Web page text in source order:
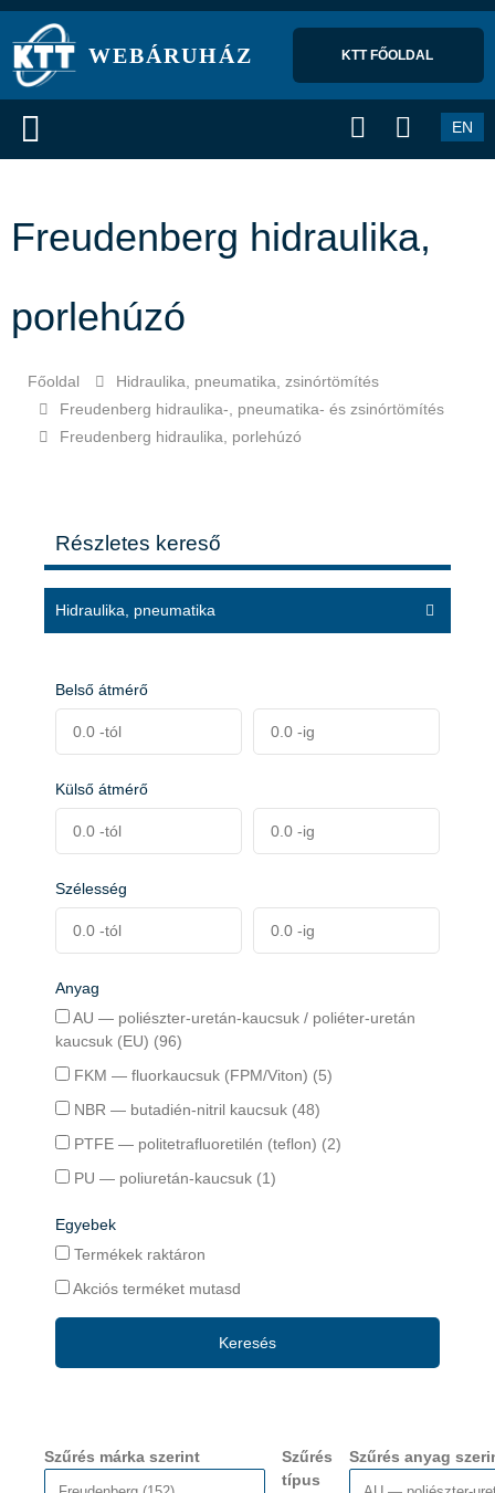
WEBÁRUHÁZ KTT FŐOLDAL
EN
Freudenberg hidraulika,
porlehúzó
Főoldal
Hidraulika, pneumatika, zsinórtömítés
Freudenberg hidraulika-, pneumatika- és zsinórtömítés
Freudenberg hidraulika, porlehúzó
Részletes kereső
Hidraulika, pneumatika
Belső átmérő
Külső átmérő
Szélesség
Anyag
AU — poliészter-uretán-kaucsuk / poliéter-uretán
kaucsuk (EU) (96)
FKM — fluorkaucsuk (FPM/Viton) (5)
NBR — butadién-nitril kaucsuk (48)
PTFE — politetrafluoretilén (teflon) (2)
PU — poliuretán-kaucsuk (1)
Egyebek
Termékek raktáron
Akciós terméket mutasd
Keresés
Szűrés márka szerint
Szűrés
típus
Szűrés anyag